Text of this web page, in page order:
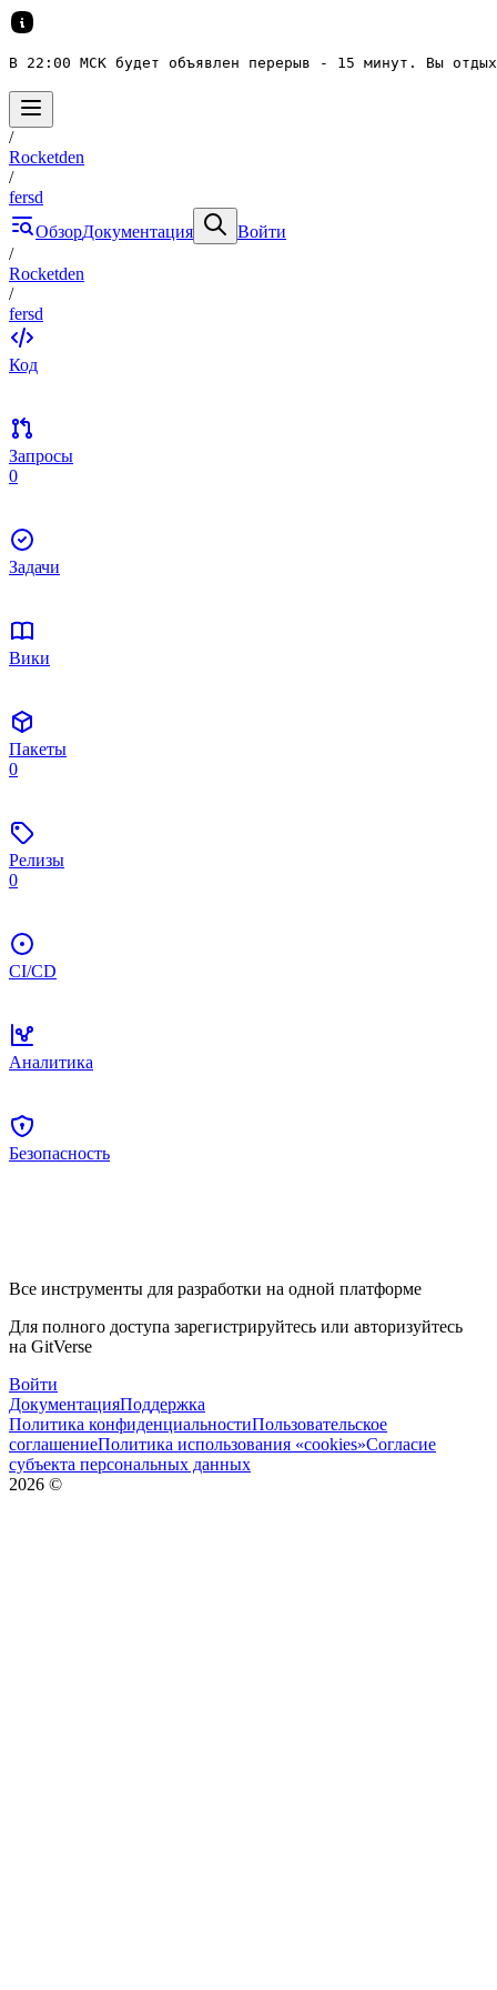
В 22:00 МСК будет объявлен перерыв - 15 минут. Вы
/
Rocketden
/
fersd
ОбзорДокументация
Войти
/
Rocketden
/
fersd
Код
Запросы
0
Задачи
Вики
Пакеты
0
Релизы
0
CI/CD
Аналитика
Безопасность
Все инструменты для разработки на одной платформе
Для полного доступа зарегистрируйтесь или авторизуйтесь
на GitVerse
Войти
ДокументацияПоддержка
Политика конфиденциальностиПользовательское
соглашениеПолитика использования «cookies»Согласие
субъекта персональных данных
2026 ©